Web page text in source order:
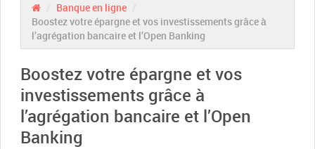
Banque en ligne
Boostez votre épargne et vos investissements grâce à
l’agrégation bancaire et l’Open Banking
Boostez votre épargne et vos
investissements grâce à
l’agrégation bancaire et l’Open
Banking